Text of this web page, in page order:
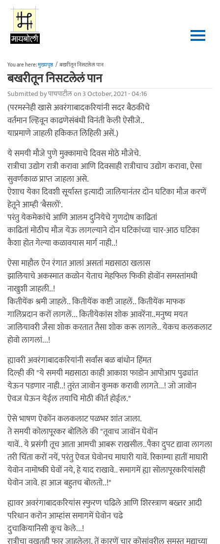
Skip to main content
You are here:मुख्यपृष्ठ / बखरीतून निसटलेलं पान
बखरीतून निसटलेलं पान
Submitted byपाचपाटीलon 3 October, 2021 - 04:16
(परमस्नेही खासे अवरंगाबादकरियांनी सदर बैठकीचे
वर्तमान ल्हिवून काढणेसंबंधी विनंती केली ऐसीजे..
याप्रमाणे जाहली हकिकत लिहिली असें.)
ये समयी मौजे पुणे मुक्कामाचे दिवस मोठे मौजेचे.
रात्रीचा उद्योग रात्री करावा आणि दिवसाही रात्रीचाच उद्योग करावा, ऐसा
सुवर्णकाळ प्राप्त जाहला असे.
ऐशाच येका दिवशी सूर्यास्त इत्यादी जालियानंतर दोन घटिका मौज करणें
हेतूने आम्ही 'बैसलों'.
परंतु येकमेकांचे आणि आलम दुनियेचे गुणदोष काढितां
काढितां मोठीच मौज येऊ लागल्याने दोन घटिकांच्या चार-आठ घटिका
कैशा होत गेल्या कळावयास मार्ग नाही..!
ऐसा माहौल ऐन रंगात आलां असतां मद्यसाठा खलास
झालियाचे अकस्मात कळोन येताच मेहफिल फिकी होवोंन समस्तांमधी
नाखुशी जाहली..!
कितीयेंक श्रमी जाहले.. कितीयेंक कष्टी जाहलें.. कितीयेंक माफक
गालिप्रदान करों लागलें... कितीयेकांस शोक आवरेंना..मनुष्य मयत
जालियावरी जैसा शोक करतात तैसा शोक करू लागले.. येकच कलकलाट
होवो लागलां...!
ह्यावरी अवरंगाबादकरियांनी सर्वांस बळ बांधोन हिंमत
दिल्ही की "ये समयी मद्यसाठा काही आकाश फाडोन आपोआप पुढ्यांत
येऊन पडणार नाही..! तुरंत जावोन कुमक करावी लागते...! जो जावोन
ऐवज घेऊन येईल तयाचि मोठी कीर्त होईल."
ऐसे भाषण ऐकोंन कलकलाट पळभर शांत जाला.
ते समयी कोलापूरकर बोलिले की "तूवाच जावोंन घेवोंन
यावें.. ये प्रसंगी तूच आता आमची आबरू राखसील..पैका दुपट द्यावा लागला
तरी चिंता करों नयें, परंतु ऐवज घेवोनच माघारी यावें. रिकाम्या हातीं माघारी
येवोन नामोष्की घेवों नये, हे याद राखावे.. समागमें ह्या सोलापूरकरियांसही
घेवोन जावे. हा आज बहुतच बोलतो..!"
ह्यावर अवरंगाबादकरियांस स्फुरण चढिले आणि शिरस्त्राण बख्तर आदी
परिधान करोन आम्हांस समागमें घेवोन चढे
दुचाकियानिसी कूच केले...!